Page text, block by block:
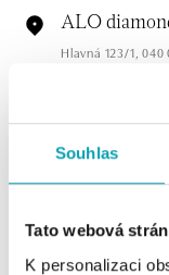
Souhlas
Tato webová
K personalizaci
ALO
Hlavná 123/1, 040
ALOve OC
Einsteinova 3541/
dnes